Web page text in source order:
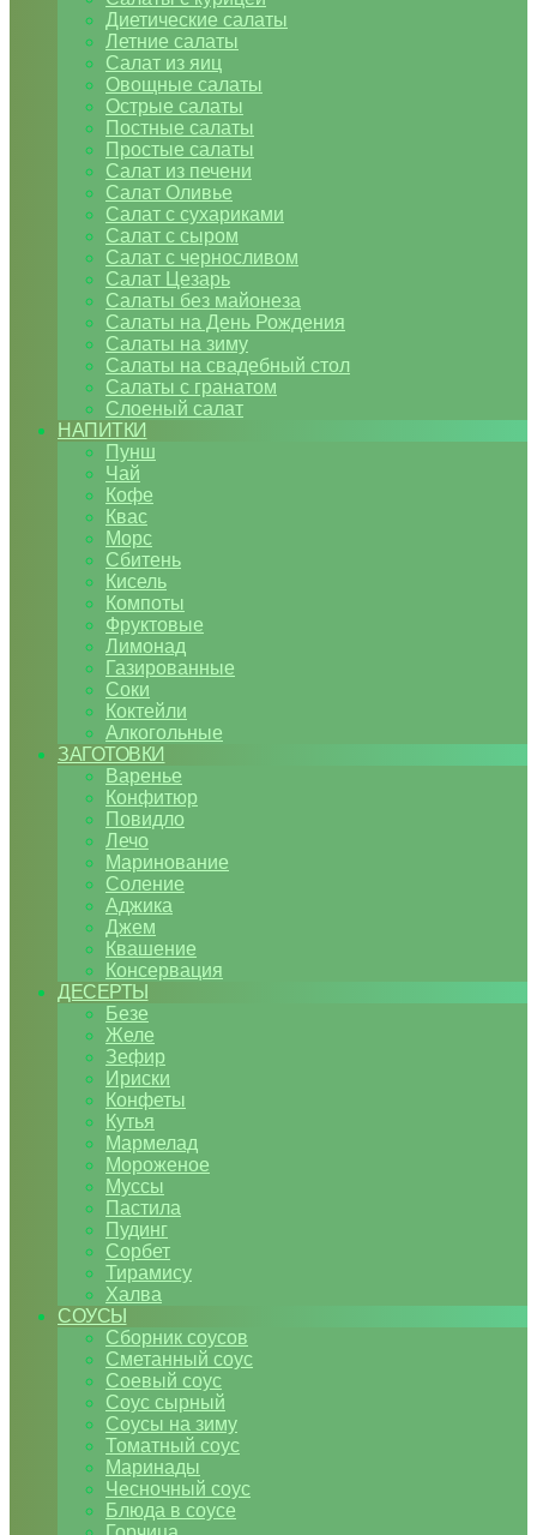
Диетические салаты
Летние салаты
Салат из яиц
Овощные салаты
Острые салаты
Постные салаты
Простые салаты
Салат из печени
Салат Оливье
Салат с сухариками
Салат с сыром
Салат с черносливом
Салат Цезарь
Салаты без майонеза
Салаты на День Рождения
Салаты на зиму
Салаты на свадебный стол
Салаты с гранатом
Слоеный салат
НАПИТКИ
Пунш
Чай
Кофе
Квас
Морс
Сбитень
Кисель
Компоты
Фруктовые
Лимонад
Газированные
Соки
Коктейли
Алкогольные
ЗАГОТОВКИ
Варенье
Конфитюр
Повидло
Лечо
Маринование
Соление
Аджика
Джем
Квашение
Консервация
ДЕСЕРТЫ
Безе
Желе
Зефир
Ириски
Конфеты
Кутья
Мармелад
Мороженое
Муссы
Пастила
Пудинг
Сорбет
Тирамису
Халва
СОУСЫ
Сборник соусов
Сметанный соус
Соевый соус
Соус сырный
Соусы на зиму
Томатный соус
Маринады
Чесночный соус
Блюда в соусе